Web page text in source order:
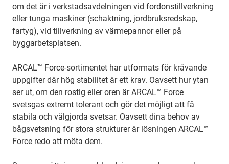
om det är i verkstadsavdelningen vid fordonstillverkning
eller tunga maskiner (schaktning, jordbruksredskap,
fartyg), vid tillverkning av värmepannor eller på
byggarbetsplatsen.
ARCAL™ Force-sortimentet har utformats för krävande
uppgifter där hög stabilitet är ett krav. Oavsett hur ytan
ser ut, om den rostig eller oren är ARCAL™ Force
svetsgas extremt tolerant och gör det möjligt att få
stabila och välgjorda svetsar. Oavsett dina behov av
bågsvetsning för stora strukturer är lösningen ARCAL™
Force redo att möta dem.